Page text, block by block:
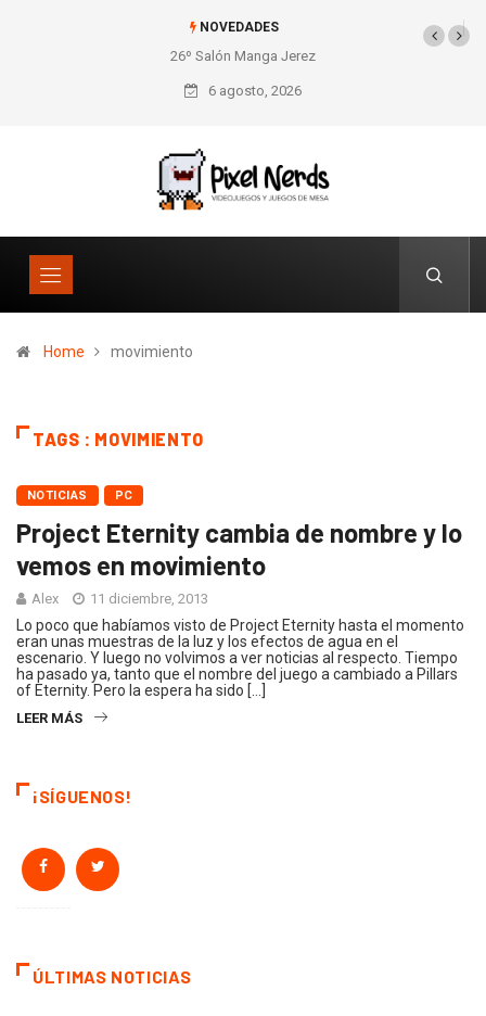
NOVEDADES
26º Salón Manga Jerez
6 agosto, 2026
Home movimiento
TAGS : MOVIMIENTO
NOTICIAS PC
Project Eternity cambia de nombre y lo
vemos en movimiento
Alex 11 diciembre, 2013
Lo poco que habíamos visto de Project Eternity hasta el momento
eran unas muestras de la luz y los efectos de agua en el
escenario. Y luego no volvimos a ver noticias al respecto. Tiempo
ha pasado ya, tanto que el nombre del juego a cambiado a Pillars
of Eternity. Pero la espera ha sido […]
LEER MÁS
¡SÍGUENOS!
ÚLTIMAS NOTICIAS